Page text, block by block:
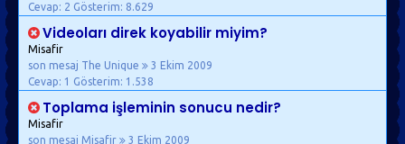
Cevap: 2 Gösterim: 8.629
Videoları direk koyabilir miyim?
Misafir
son mesaj The Unique
3 Ekim 2009
Cevap: 1 Gösterim: 1.538
Toplama işleminin sonucu nedir?
Misafir
son mesaj Misafir
3 Ekim 2009